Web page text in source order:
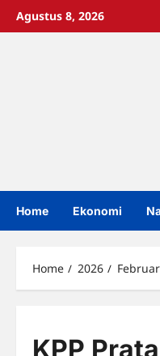
SkipAgustus 8, 2026
Home Ekonomi
Home 2026
KPP